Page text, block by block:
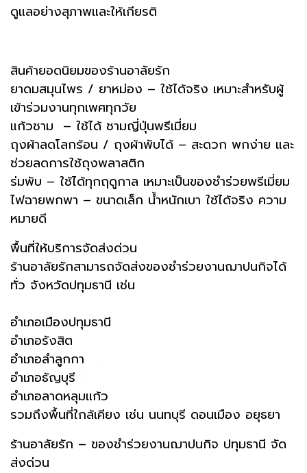
ดูแลอย่างสุภาพและให้เกียรติ
สินค้ายอดนิยมของร้านอาลัยรัก
ยาดมสมุนไพร / ยาหม่อง – ใช้ได้จริง เหมาะสำหรับผู้
เข้าร่วมงานทุกเพศทุกวัย
แก้วชาม – ใช้ได้ ชามญี่ปุ่นพรีเมี่ยม
ถุงผ้าลดโลกร้อน / ถุงผ้าพับได้ – สะดวก พกง่าย และ
ช่วยลดการใช้ถุงพลาสติก
ร่มพับ – ใช้ได้ทุกฤดูกาล เหมาะเป็นของชำร่วยพรีเมี่ยม
ไฟฉายพกพา – ขนาดเล็ก น้ำหนักเบา ใช้ได้จริง ความ
หมายดี
พื้นที่ให้บริการจัดส่งด่วน
ร้านอาลัยรักสามารถจัดส่งของชำร่วยงานฌาปนกิจได้
ทั่ว จังหวัดปทุมธานี เช่น
อำเภอเมืองปทุมธานี
อำเภอรังสิต
อำเภอลำลูกกา
อำเภอธัญบุรี
อำเภอลาดหลุมแก้ว
รวมถึงพื้นที่ใกล้เคียง เช่น นนทบุรี ดอนเมือง อยุธยา
ร้านอาลัยรัก – ของชำร่วยงานฌาปนกิจ ปทุมธานี จัด
ส่งด่วน